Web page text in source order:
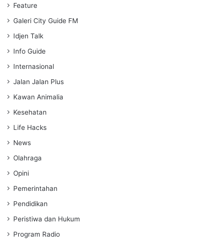
Feature
Galeri City Guide FM
Idjen Talk
Info Guide
Internasional
Jalan Jalan Plus
Kawan Animalia
Kesehatan
Life Hacks
News
Olahraga
Opini
Pemerintahan
Pendidikan
Peristiwa dan Hukum
Program Radio